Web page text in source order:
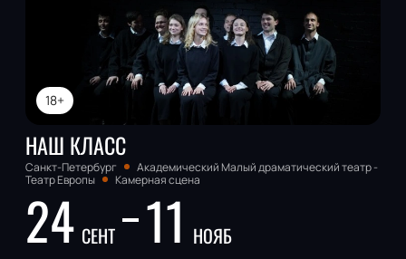
18+
НАШ КЛАСС
Санкт-Петербург
Академический Малый драматический театр -
Театр Европы
Камерная сцена
24 СЕНТ 11 НОЯБ